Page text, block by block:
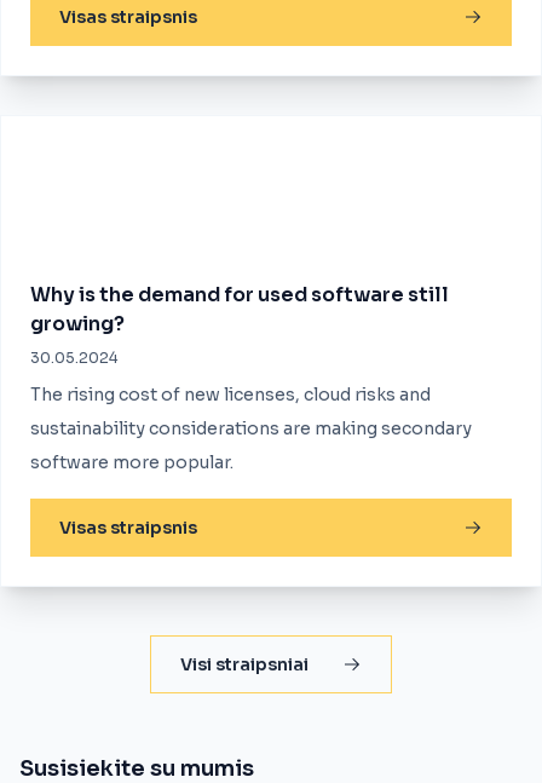
Visas straipsnis
Why is the demand for used software still
growing?
30.05.2024
The rising cost of new licenses, cloud risks and
sustainability considerations are making secondary
software more popular.
Visas straipsnis
Visi straipsniai
Susisiekite su mumis